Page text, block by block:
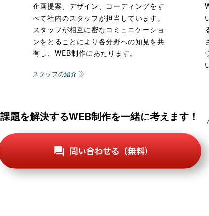
企画提案、デザイン、コーディングをす
べて社内のスタッフが担当しています。
スタッフが相互に密なコミュニケーショ
ンをとることにより各分野への知見を共
有し、WEB制作にあたります。
スタッフの紹介
課題を解決するWEB制作を一緒に考えます！